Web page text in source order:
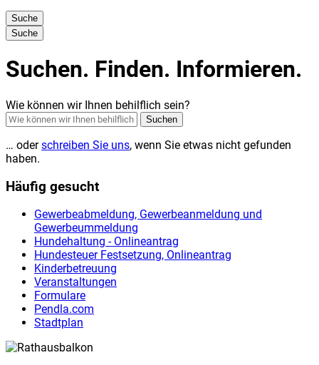
Suche
Suche
Suchen. Finden. Informieren.
Wie können wir Ihnen behilflich sein?
Suchen
… oderschreiben Sie uns, wenn Sie etwas nicht gefunden
haben.
Häufig gesucht
Gewerbeabmeldung, Gewerbeanmeldung und
Gewerbeummeldung
Hundehaltung - Onlineantrag
Hundesteuer Festsetzung, Onlineantrag
Kinderbetreuung
Veranstaltungen
Formulare
Pendla.com
Stadtplan